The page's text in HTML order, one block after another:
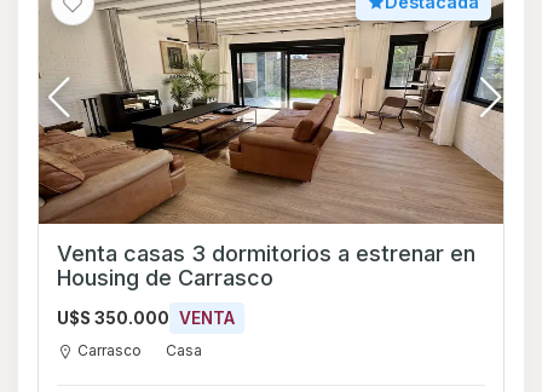
Venta casas 3 dormitorios a estrenar en
Housing de Carrasco
U$S 350.000 VENTA
Carrasco Casa